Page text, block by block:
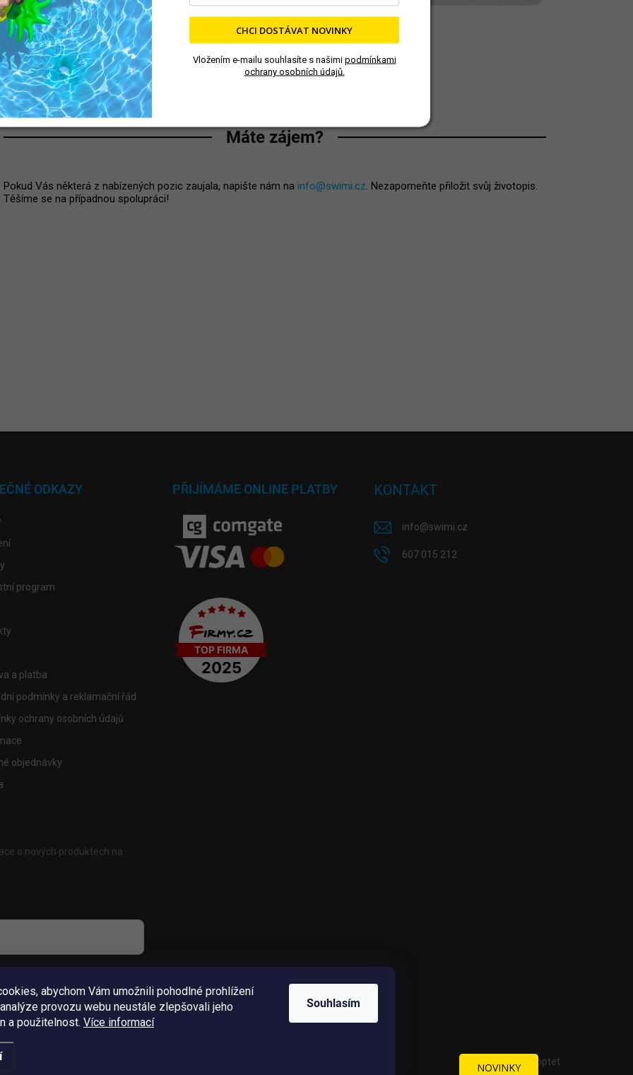
abychom Vám umožnili pohodlné prohlížení
provozu webu neustále zlepšovali jeho
a použitelnost. Více informací
Souhlasím
Máte zájem?
Pokud Vás některá z nabízených pozic zaujala, napište nám na info@swimi.cz. Nezapomeňte přiložit svůj životopis.
Těšíme se na případnou spolupráci!
ODKAZY
program
a platba
podmínky a reklamační řád
ochrany osobních údajů
objednávky
PŘIJÍMÁME ONLINE PLATBY KONTAKT
info@swimi.cz
607 015 212
o nových produktech na
Vytvořil Shoptet
NOVINKY
CHCI DOSTÁVAT NOVINKY
Vložením e-mailu souhlasíte s našimi podmínkami
ochrany osobních údajů.